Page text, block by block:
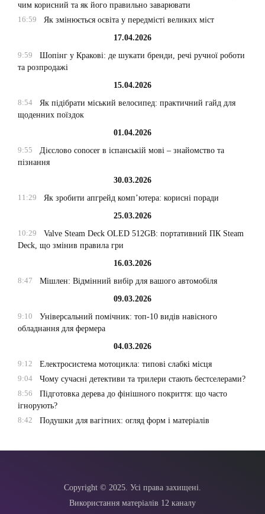
чим корисний та як його правильно заварювати
16:59
Як змінюється освіта у передмісті великих міст
17.04.2026
9:59
Шопінг у Кракові: де шукати бренди, речі ручної роботи
та розпродажі
15.04.2026
8:54
Як підібрати міський велосипед: практичний гайд для
щоденних поїздок
01.04.2026
9:55
Дієслово conocer в іспанській мові – знайомство та
пізнання
30.03.2026
11:29
Як зробити апгрейд комп’ютера: корисні поради
25.03.2026
10:29
Valve Steam Deck OLED 512GB: портативний ПК Steam
Deck, що змінив правила гри
16.03.2026
8:47
Мішлен: Відмінний вибір для вашого автомобіля
09.03.2026
9:10
Універсальний помічник: топ-10 видів навісного
обладнання для фермера
04.03.2026
9:12
Електросистема мотоцикла: типові слабкі місця
9:04
Чому сучасні детективи та трилери стають бестселерами?
8:56
Підготовка дерева до фінішного покриття: що часто
ігнорують?
8:42
Подушки для вагітних: огляд форм і матеріалів
Copyright © 2025. Усі права захищені.
Використання матеріалів 12 каналу